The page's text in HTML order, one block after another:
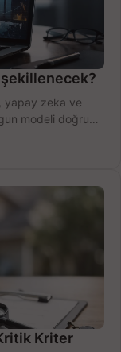
yapay zeka ve
modeli doğru
Kriter